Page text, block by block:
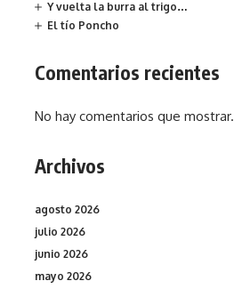
Y vuelta la burra al trigo…
El tío Poncho
Comentarios recientes
No hay comentarios que mostrar.
Archivos
agosto 2026
julio 2026
junio 2026
mayo 2026